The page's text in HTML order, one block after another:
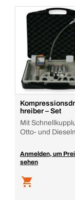
hreiber – Set
Mit
Otto- und
Anmelden, um
sehen